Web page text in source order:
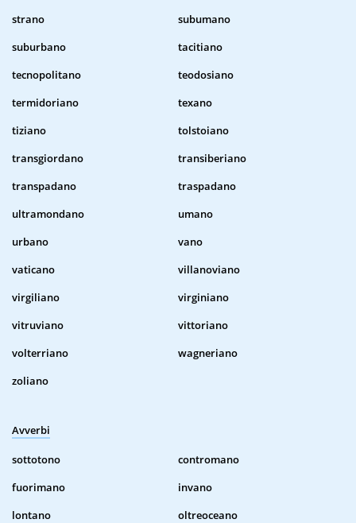
strano
subumano
suburbano
tacitiano
tecnopolitano
teodosiano
termidoriano
texano
tiziano
tolstoiano
transgiordano
transiberiano
transpadano
traspadano
ultramondano
umano
urbano
vano
vaticano
villanoviano
virgiliano
virginiano
vitruviano
vittoriano
volterriano
wagneriano
zoliano
Avverbi
sottotono
contromano
fuorimano
invano
lontano
oltreoceano